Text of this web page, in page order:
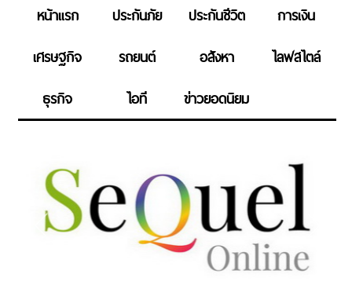
หน้าแรก ประกันภัย ประกันชีวิต
การเงิน
เศรษฐกิจ
รถยนต์ อสังหา
ไลฟสไตล์
ธุรกิจ
ไอที ข่าวยอดนิยม